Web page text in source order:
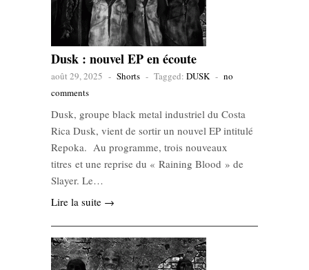
Dusk : nouvel EP en écoute
août 29, 2025 - Shorts - Tagged: DUSK - no
comments
Dusk, groupe black metal industriel du Costa
Rica Dusk, vient de sortir un nouvel EP intitulé
Repoka. Au programme, trois nouveaux
titres et une reprise du « Raining Blood » de
Slayer. Le…
Lire la suite →